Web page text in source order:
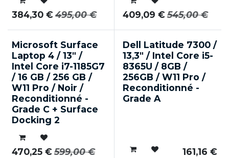
384,30 €495,00€ 409,09 €545,00€
Microsoft Surface
Laptop 4 / 13" /
Intel Core i7-1185G7
/ 16 GB / 256 GB /
W11 Pro / Noir /
Reconditionné -
Grade C + Surface
Docking 2
470,25 €599,00€
Dell Latitude 7300 /
13,3" / Intel Core i5-
8365U / 8GB /
256GB / W11 Pro /
Reconditionné -
Grade A
161,16 €